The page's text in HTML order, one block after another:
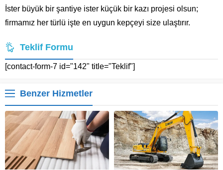
İster büyük bir şantiye ister küçük bir kazı projesi olsun;
firmamız her türlü işte en uygun kepçeyi size ulaştırır.
Teklif Formu
[contact-form-7 id="142" title="Teklif"]
Benzer Hizmetler